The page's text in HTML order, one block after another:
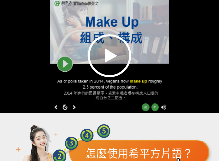
怎麼使用希平方片語？